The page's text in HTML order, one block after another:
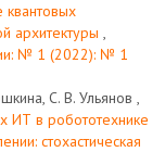
архитектуры ,
№ 1 (2022): № 1
С. В. Ульянов ,
ИТ в робототехнике
стохастическая